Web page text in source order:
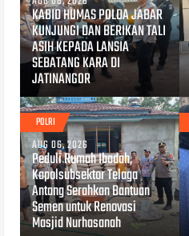
KABID HUMAS POLDA JABAR
KUNJUNGI DAN BERIKAN TALI
ASIH KEPADA LANSIA
SEBATANG KARA DI
JATINANGOR
POLRI
AUG 06, 2026
Peduli Rumah Ibadah,
Kapolsubsektor Telaga
Antang Serahkan Bantuan
Semen untuk Renovasi
Masjid Nurhasanah